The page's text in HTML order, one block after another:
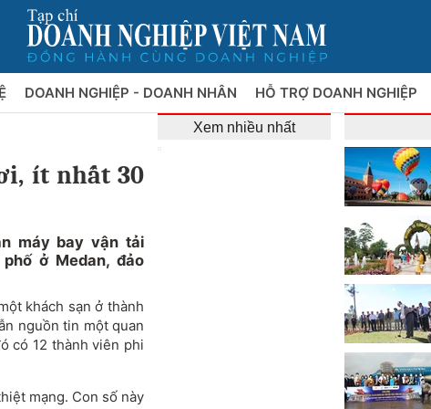
DOANH NGHIỆP - DOANH NHÂN HỖ TRỢ DOANH NGHIỆP
ít nhất 30
máy bay vận tải
ở Medan, đảo
khách sạn ở thành
nguồn tin một quan
có 12 thành viên phi
mạng. Con số này
Xem nhiều nhất